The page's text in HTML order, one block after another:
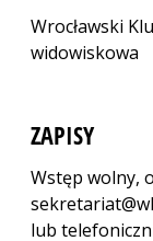
Wrocławski
widowiskowa
ZAPISY
Wstęp wolny,
lub